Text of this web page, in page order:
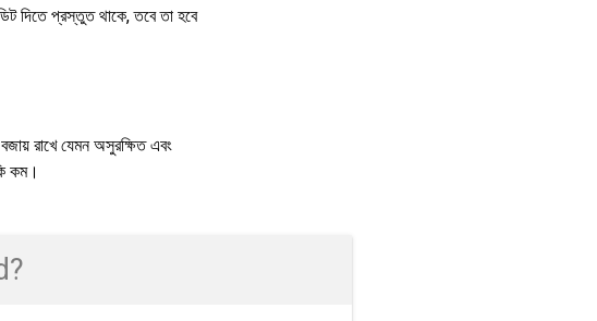
দিতে প্রস্তুত থাকে, তবে তা হবে
রাখে যেমন অসুরক্ষিত এবং
কম।